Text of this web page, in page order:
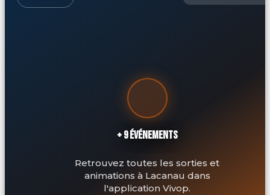
+ 9 ÉVÉNEMENTS
Retrouvez toutes les sorties et
animations à Lacanau dans
l'application Vivop.